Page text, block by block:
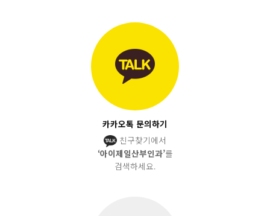
카카오톡 문의하기
친구찾기에서
‘아이제일산부인과’를
검색하세요.